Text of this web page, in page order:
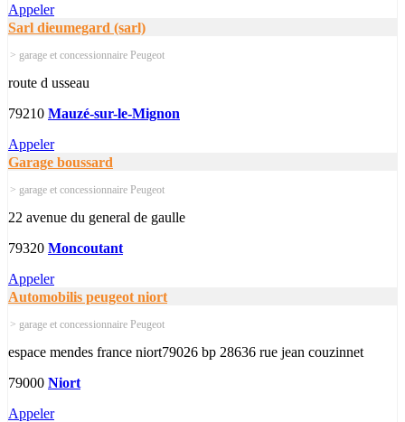
Appeler
Sarl dieumegard (sarl)
> garage et concessionnaire Peugeot
route d usseau
79210 Mauzé-sur-le-Mignon
Appeler
Garage boussard
> garage et concessionnaire Peugeot
22 avenue du general de gaulle
79320 Moncoutant
Appeler
Automobilis peugeot niort
> garage et concessionnaire Peugeot
espace mendes france niort79026 bp 28636 rue jean couzinnet
79000 Niort
Appeler